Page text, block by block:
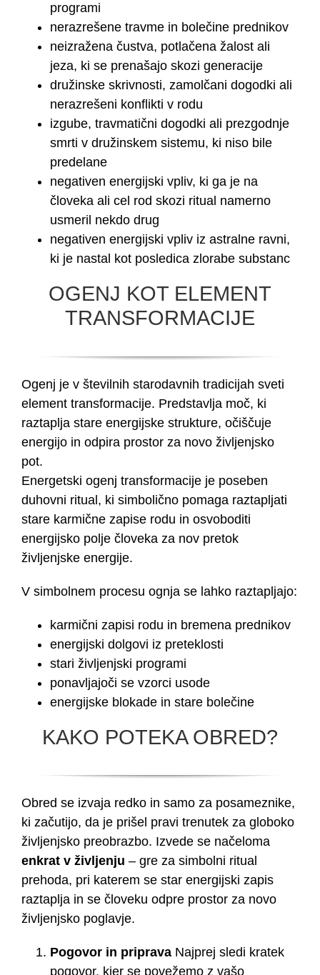
programi
nerazrešene travme in bolečine prednikov
neizražena čustva, potlačena žalost ali
jeza, ki se prenašajo skozi generacije
družinske skrivnosti, zamolčani dogodki ali
nerazrešeni konflikti v rodu
izgube, travmatični dogodki ali prezgodnje
smrti v družinskem sistemu, ki niso bile
predelane
negativen energijski vpliv, ki ga je na
človeka ali cel rod skozi ritual namerno
usmeril nekdo drug
negativen energijski vpliv iz astralne ravni,
ki je nastal kot posledica zlorabe substanc
OGENJ KOT ELEMENT
TRANSFORMACIJE
Ogenj je v številnih starodavnih tradicijah sveti
element transformacije. Predstavlja moč, ki
raztaplja stare energijske strukture, očiščuje
energijo in odpira prostor za novo življenjsko
pot.
Energetski ogenj transformacije je poseben
duhovni ritual, ki simbolično pomaga raztapljati
stare karmične zapise rodu in osvoboditi
energijsko polje človeka za nov pretok
življenjske energije.
V simbolnem procesu ognja se lahko raztapljajo:
karmični zapisi rodu in bremena prednikov
energijski dolgovi iz preteklosti
stari življenjski programi
ponavljajoči se vzorci usode
energijske blokade in stare bolečine
KAKO POTEKA OBRED?
Obred se izvaja redko in samo za posameznike,
ki začutijo, da je prišel pravi trenutek za globoko
življenjsko preobrazbo. Izvede se načeloma
enkrat v življenju – gre za simbolni ritual
prehoda, pri katerem se star energijski zapis
raztaplja in se človeku odpre prostor za novo
življenjsko poglavje.
Pogovor in pripravaNajprej sledi kratek
pogovor, kjer se povežemo z vašo